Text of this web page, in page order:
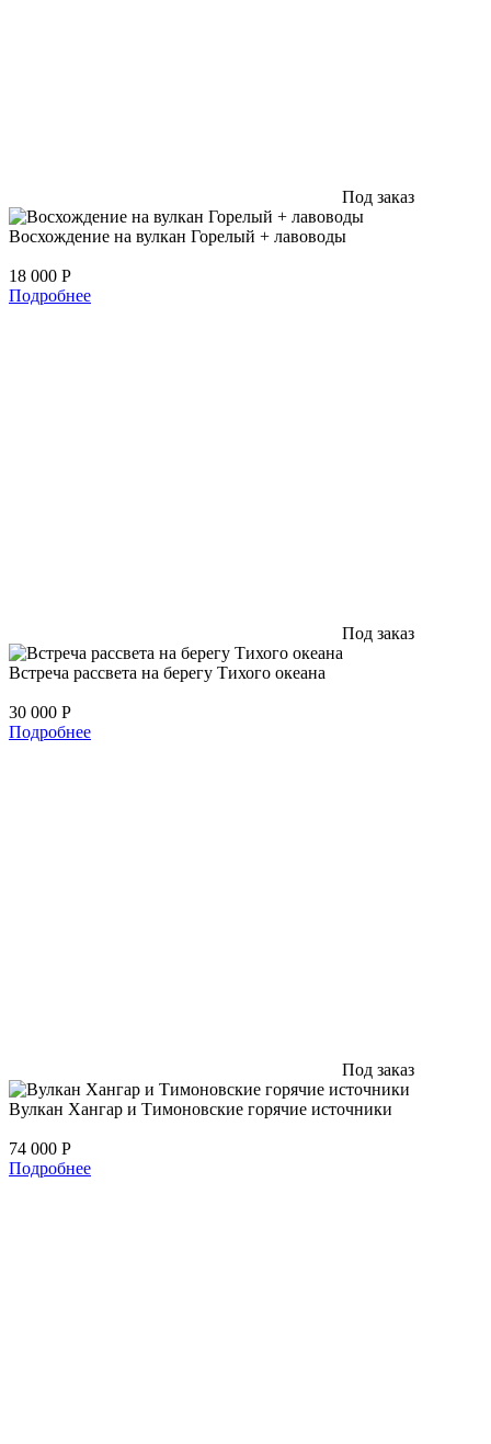
Под заказ
Восхождение на вулкан Горелый + лавоводы
18 000 Р
Подробнее
Под заказ
Встреча рассвета на берегу Тихого океана
30 000 Р
Подробнее
Под заказ
Вулкан Хангар и Тимоновские горячие источники
74 000 Р
Подробнее